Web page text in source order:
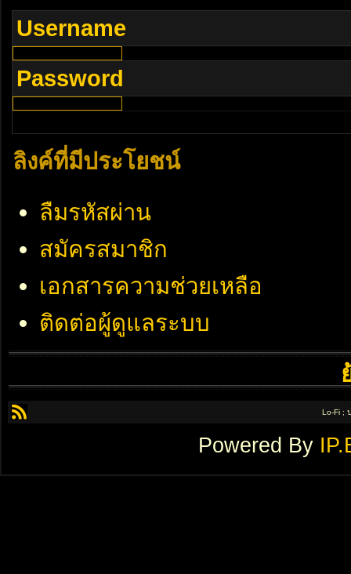
Username
Password
ลิงค์ที่มีประโยชน์
ลืมรหัสผ่าน
สมัครสมาชิก
เอกสารความช่วยเหลือ
ติดต่อผู้ดูแลระบบ
Lo-Fi ;
Powered By